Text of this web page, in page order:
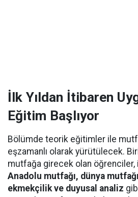
İlk Yıldan İtibaren
Eğitim Başlıyor
Bölümde teorik eğitimler ile
eşzamanlı olarak yürütülecek.
mutfağa girecek olan öğrenciler,
Anadolu mutfağı, dünya
ekmekçilik ve duyusal analiz